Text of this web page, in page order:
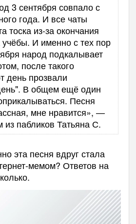
3 сентября совпало с
года. И все чаты
тоска из-за окончания
И именно с тех пор
народ подкалывает
после такого
день прозвали
В общем ещё один
прикалываться. Песня
мне нравится», —
пабликов Татьяна С.
эта песня вдруг стала
мемом? Ответов на